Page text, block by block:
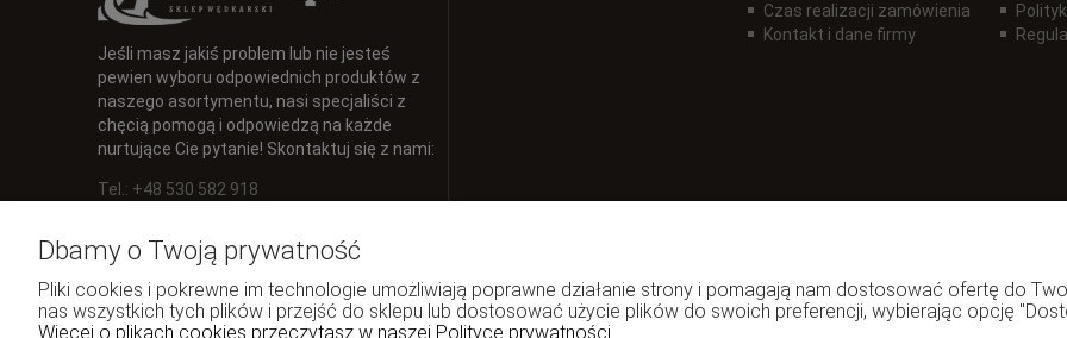
Jeśli masz jakiś problem lub nie jesteś
pewien wyboru odpowiednich produktów z
naszego asortymentu, nasi specjaliści z
chęcią pomogą i odpowiedzą na każde
nurtujące Cie pytanie! Skontaktuj się z nami:
Tel.: +48 530 582 918
Czas realizacji zamówienia
Kontakt i dane firmy
Dbamy o Twoją prywatność
Pliki cookies i pokrewne im technologie umożliwiają poprawne działanie strony i pomagają nam dostosować ofertę do
nas wszystkich tych plików i przejść do sklepu lub dostosować użycie plików do swoich preferencji, wybierając opcję
Więcej o plikach cookies przeczytasz w naszej Polityce prywatności.